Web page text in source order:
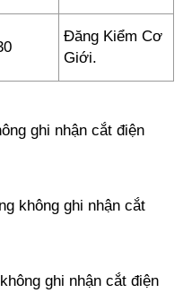
Đăng Kiểm Cơ
Giới.
ghi nhận cắt điện
không ghi nhận cắt
ghi nhận cắt điện